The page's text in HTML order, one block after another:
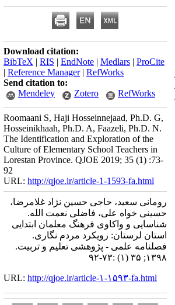
Download citation:
BibTeX | RIS | EndNote | Medlars | ProCite
| Reference Manager| RefWorks
Send citation to:
Mendeley
Zotero RefWorks
Roomaani S, Haji Hosseinnejaad, Ph.D. G,
Hosseinikhaah, Ph.D. A, Faazeli, Ph.D. N.
The Identification and Exploration of the
Culture of Elementary School Teachers in
Lorestan Province. QJOE 2019; 35 (1) :73-
92
URL: http://qjoe.ir/article-1-1593-fa.html
رومانی سعید، حاجی حسین نژاد غلامرضا،
حسینی خواه علی، فاضلی نعمت الله.
شناسایی و واکاوی فرهنگ معلمان ابتدایی
استان لرستان: رویکرد مردم نگاری.
فصلنامه علمی - پژوهشی تعلیم و تربیت.
۱۳۹۸; ۳۵ (۱) :۷۳-۹۲
URL: http://qjoe.ir/article-۱-۱۵۹۳-fa.html